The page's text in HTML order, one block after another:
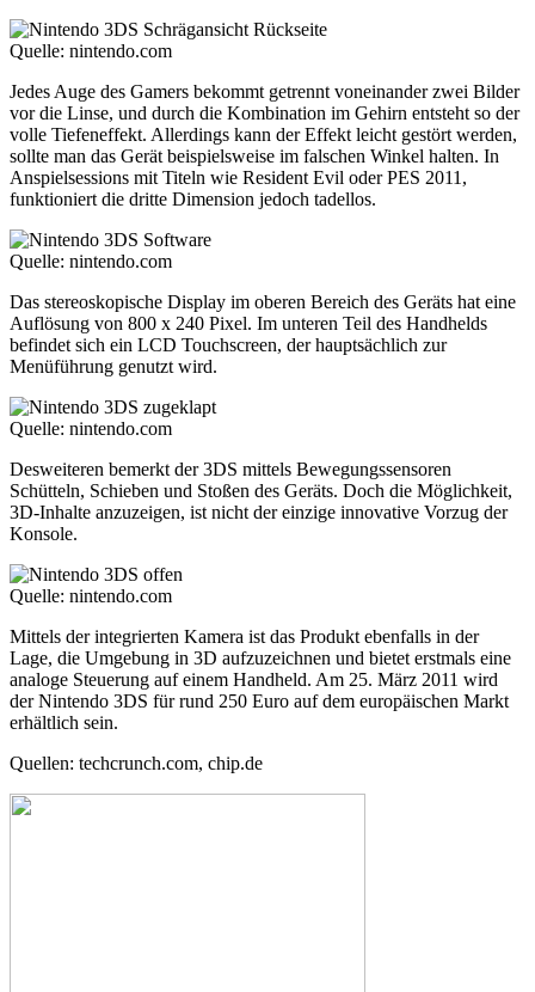
Quelle: nintendo.com
Jedes Auge des Gamers bekommt getrennt voneinander zwei Bilder
vor die Linse, und durch die Kombination im Gehirn entsteht so der
volle Tiefeneffekt. Allerdings kann der Effekt leicht gestört werden,
sollte man das Gerät beispielsweise im falschen Winkel halten. In
Anspielsessions mit Titeln wie Resident Evil oder PES 2011,
funktioniert die dritte Dimension jedoch tadellos.
Quelle: nintendo.com
Das stereoskopische Display im oberen Bereich des Geräts hat eine
Auflösung von 800 x 240 Pixel. Im unteren Teil des Handhelds
befindet sich ein LCD Touchscreen, der hauptsächlich zur
Menüführung genutzt wird.
Quelle: nintendo.com
Desweiteren bemerkt der 3DS mittels Bewegungssensoren
Schütteln, Schieben und Stoßen des Geräts. Doch die Möglichkeit,
3D-Inhalte anzuzeigen, ist nicht der einzige innovative Vorzug der
Konsole.
Quelle: nintendo.com
Mittels der integrierten Kamera ist das Produkt ebenfalls in der
Lage, die Umgebung in 3D aufzuzeichnen und bietet erstmals eine
analoge Steuerung auf einem Handheld. Am 25. März 2011 wird
der Nintendo 3DS für rund 250 Euro auf dem europäischen Markt
erhältlich sein.
Quellen: techcrunch.com, chip.de